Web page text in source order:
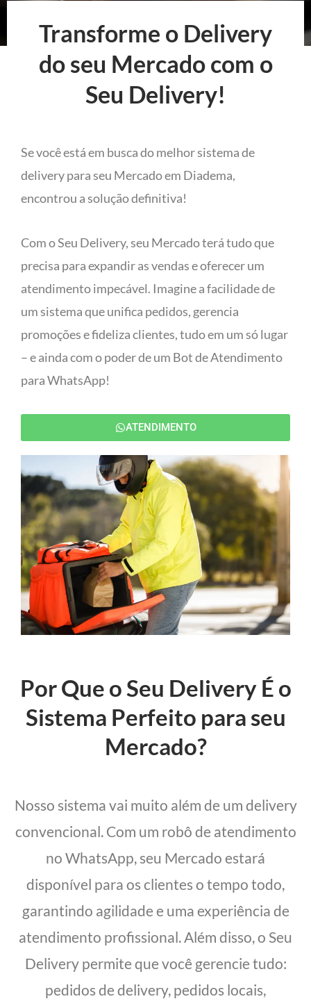
Transforme o Delivery
do seu Mercado com o
Seu Delivery!
Se você está em busca do melhor sistema de
delivery para seu Mercado em Diadema,
encontrou a solução definitiva!
Com o Seu Delivery, seu Mercado terá tudo que
precisa para expandir as vendas e oferecer um
atendimento impecável. Imagine a facilidade de
um sistema que unifica pedidos, gerencia
promoções e fideliza clientes, tudo em um só lugar
– e ainda com o poder de um Bot de Atendimento
para WhatsApp!
ATENDIMENTO
Por Que o Seu Delivery É o
Sistema Perfeito para seu
Mercado?
Nosso sistema vai muito além de um delivery
convencional. Com um robô de atendimento
no WhatsApp, seu Mercado estará
disponível para os clientes o tempo todo,
garantindo agilidade e uma experiência de
atendimento profissional. Além disso, o Seu
Delivery permite que você gerencie tudo:
pedidos de delivery, pedidos locais,